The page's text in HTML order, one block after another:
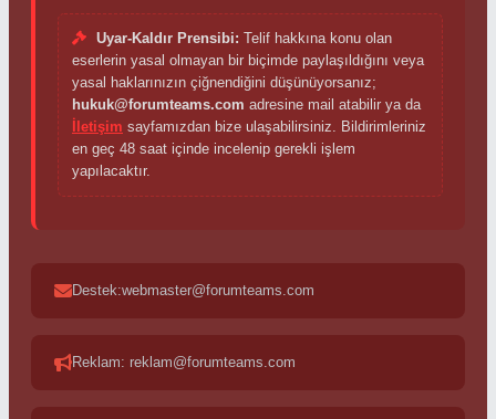
Uyar-Kaldır Prensibi: Telif hakkına konu olan
eserlerin yasal olmayan bir biçimde paylaşıldığını veya
yasal haklarınızın çiğnendiğini düşünüyorsanız;
hukuk@forumteams.com adresine mail atabilir ya da
İletişim sayfamızdan bize ulaşabilirsiniz. Bildirimleriniz
en geç 48 saat içinde incelenip gerekli işlem
yapılacaktır.
Destek:webmaster@forumteams.com
Reklam: reklam@forumteams.com